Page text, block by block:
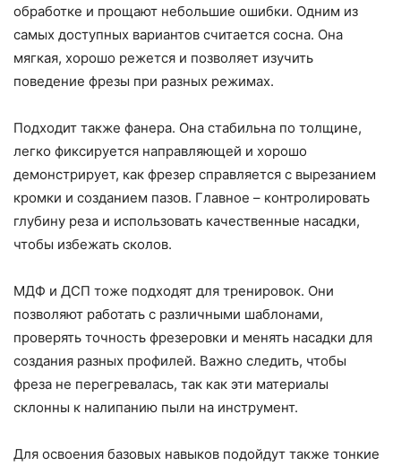
обработке и прощают небольшие ошибки. Одним из
самых доступных вариантов считается сосна. Она
мягкая, хорошо режется и позволяет изучить
поведение фрезы при разных режимах.
Подходит также фанера. Она стабильна по толщине,
легко фиксируется направляющей и хорошо
демонстрирует, как фрезер справляется с вырезанием
кромки и созданием пазов. Главное – контролировать
глубину реза и использовать качественные насадки,
чтобы избежать сколов.
МДФ и ДСП тоже подходят для тренировок. Они
позволяют работать с различными шаблонами,
проверять точность фрезеровки и менять насадки для
создания разных профилей. Важно следить, чтобы
фреза не перегревалась, так как эти материалы
склонны к налипанию пыли на инструмент.
Для освоения базовых навыков подойдут также тонкие